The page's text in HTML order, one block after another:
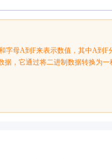
母A到F来表示数值，其中A到F
，它通过将二进制数据转换为